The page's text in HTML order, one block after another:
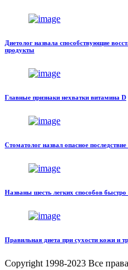
Диетолог назвала способствующие
продукты
Главные признаки нехватки витамина D
Стоматолог назвал опасное
Названы шесть легких способов быстро
Правильная диета при сухости кожи и
Copyright 1998-2023 Все